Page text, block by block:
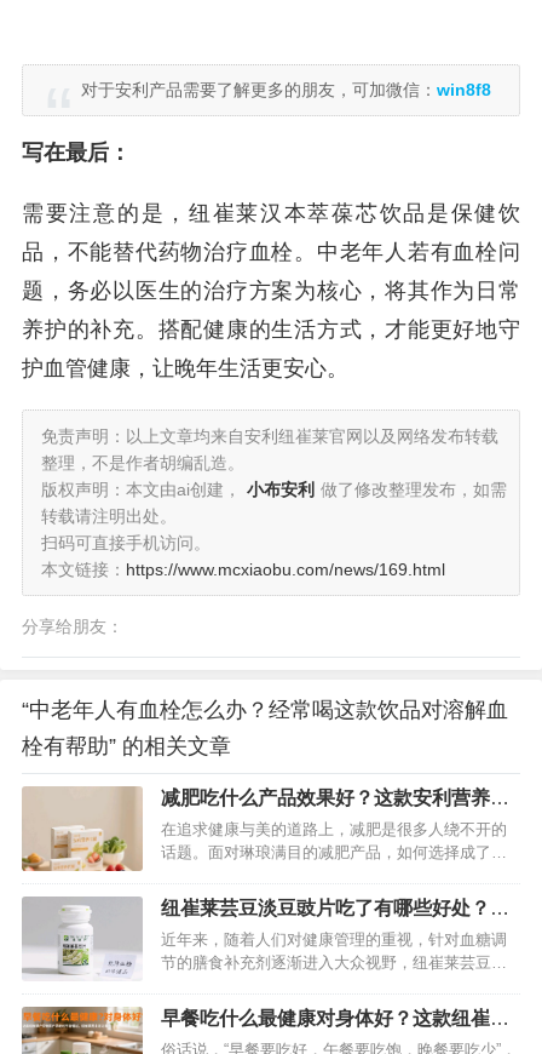
对于安利产品需要了解更多的朋友，可加微信： win8f8
写在最后：
需要注意的是，纽崔莱汉本萃葆芯饮品是保健饮
品，不能替代药物治疗血栓。中老年人若有血栓问
题，务必以医生的治疗方案为核心，将其作为日常
养护的补充。搭配健康的生活方式，才能更好地守
护血管健康，让晚年生活更安心。
免责声明：以上文章均来自安利纽崔莱官网以及网络发布转载
整理，不是作者胡编乱造。
版权声明：本文由ai创建，
小布安利 做了修改整理发布，如需
转载请注明出处。
扫码可直接手机访问。
本文链接： https://www.mcxiaobu.com/news/169.html
分享给朋友：
“中老年人有血栓怎么办？经常喝这款饮品对溶解血
栓有帮助” 的相关文章
减肥吃什么产品效果好？这款安利营养代
餐科学减肥更健康
在追求健康与美的道路上，减肥是很多人绕不开的
话题。面对琳琅满目的减肥产品，如何选择成了难
品——安利营养代餐，助你开启科学健康的减肥之
旅。…
纽崔莱芸豆淡豆豉片吃了有哪些好处？真
的对降血糖有帮助吗？
近年来，随着人们对健康管理的重视，针对血糖调
节的膳食补充剂逐渐进入大众视野，纽崔莱芸豆淡
分，能辅助调节血糖，同时带来多重健康益处。它
的实际效果究竟如何？我们从成分、原理及科学依
早餐吃什么最健康对身体好？这款纽崔莱
产品绝对不容错过
俗话说，“早餐要吃好，午餐要吃饱，晚餐要吃少”，